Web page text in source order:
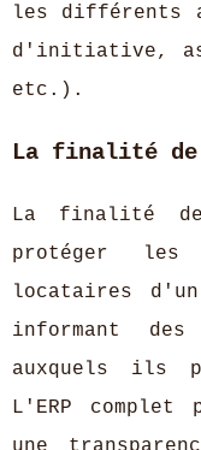
les différents
d'initiative,
etc.).
La finalité de
La finalité
protéger les
locataires
informant
auxquels ils
L'ERP